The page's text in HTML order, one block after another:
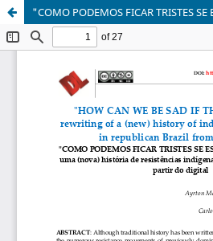
"COMO PODEMOS FICAR TRISTES SE